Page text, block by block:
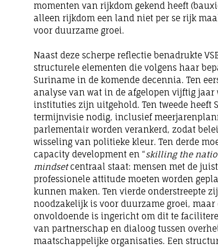
momenten van rijkdom gekend heeft
alleen rijkdom een land niet per se rijk
voor duurzame groei.
Naast deze scherpe reflectie benadrukte
structurele elementen die volgens haar
Suriname in de komende decennia. Ten
analyse van wat in de afgelopen vijftig
instituties zijn uitgehold. Ten tweede heeft
termijnvisie nodig, inclusief
parlementair worden verankerd, zodat
wisseling van politieke kleur. Ten derde
capacity development en “skilling the
mindsetcentraal staat: mensen met de
professionele attitude moeten worden
kunnen maken. Ten vierde onderstreepte
noodzakelijk is voor duurzame groei,
onvoldoende is ingericht om dit te
van partnerschap en dialoog tussen
maatschappelijke organisaties. Een